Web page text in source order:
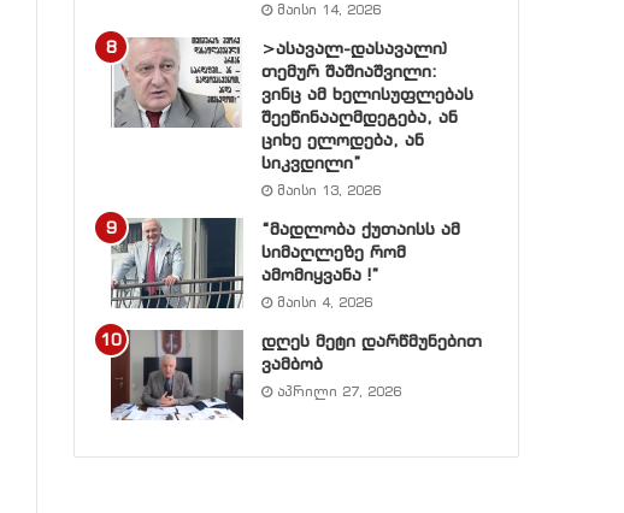
მაისი 14, 2026
>ასავალ-დასავალი)
თემურ შაშიაშვილი:
ვინც ამ ხელისუფლებას
შეეწინააღმდეგება, ან
ციხე ელოდება, ან
სიკვდილი”
მაისი 13, 2026
“მადლობა ქუთაისს ამ
სიმაღლეზე რომ
ამომიყვანა !”
მაისი 4, 2026
დღეს მეტი დარწმუნებით
ვამბობ
აპრილი 27, 2026